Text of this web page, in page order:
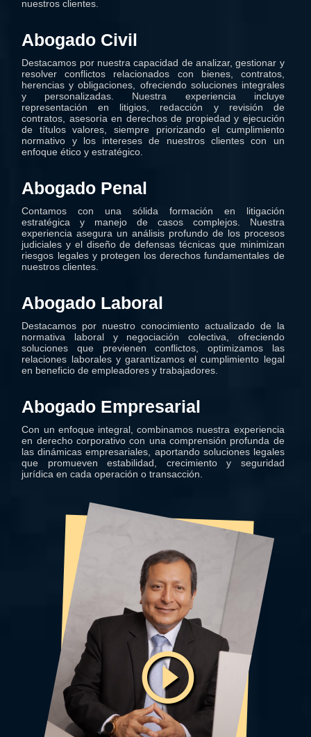
El abogado penal en Lima: defensa
frente a delitos y acusaciones
El abogado laboral en Lima: equilibrio
entre empresa y trabajador
nuestros clientes.
Abogado Civil
Destacamos por nuestra capacidad de analizar, gestionar y
resolver conflictos relacionados con bienes, contratos,
herencias y obligaciones, ofreciendo soluciones integrales
y personalizadas. Nuestra experiencia incluye
representación en litigios, redacción y revisión de
contratos, asesoría en derechos de propiedad y ejecución
de títulos valores, siempre priorizando el cumplimiento
normativo y los intereses de nuestros clientes con un
enfoque ético y estratégico.
Abogado Penal
Contamos con una sólida formación en litigación
estratégica y manejo de casos complejos. Nuestra
experiencia asegura un análisis profundo de los procesos
judiciales y el diseño de defensas técnicas que minimizan
riesgos legales y protegen los derechos fundamentales de
nuestros clientes.
Abogado Laboral
Destacamos por nuestro conocimiento actualizado de la
normativa laboral y negociación colectiva, ofreciendo
soluciones que previenen conflictos, optimizamos las
relaciones laborales y garantizamos el cumplimiento legal
en beneficio de empleadores y trabajadores.
Abogado Empresarial
Con un enfoque integral, combinamos nuestra experiencia
en derecho corporativo con una comprensión profunda de
las dinámicas empresariales, aportando soluciones legales
que promueven estabilidad, crecimiento y seguridad
jurídica en cada operación o transacción.